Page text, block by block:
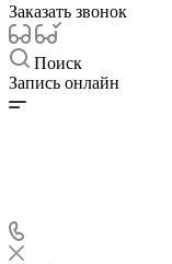
Заказать звонок
Поиск
Запись онлайн